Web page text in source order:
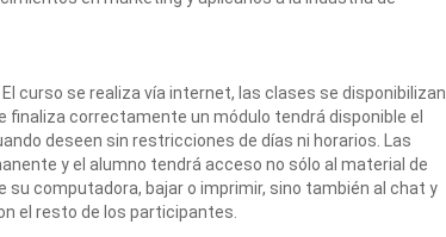
curso se realiza vía internet, las clases se disponibilizan
finaliza correctamente un módulo tendrá disponible el
deseen sin restricciones de días ni horarios. Las
y el alumno tendrá acceso no sólo al material de
computadora, bajar o imprimir, sino también al chat y
el resto de los participantes.